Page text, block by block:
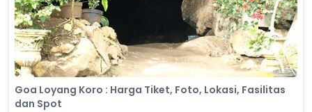
Goa Loyang Koro : Harga Tiket, Foto, Lokasi, Fasilitas
dan Spot